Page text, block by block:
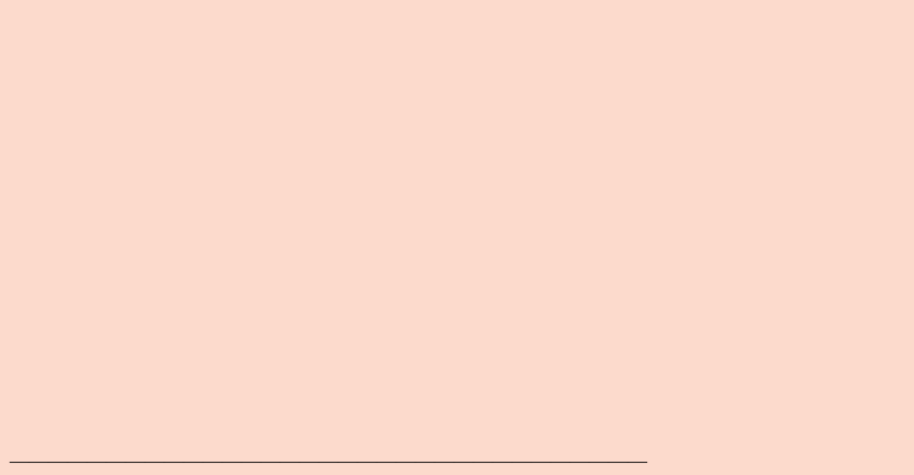
—————————————————————————————————